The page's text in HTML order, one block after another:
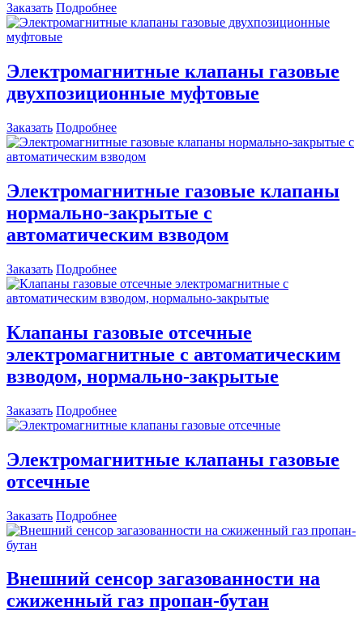
Заказать Подробнее
Электромагнитные клапаны газовые
двухпозиционные муфтовые
Заказать Подробнее
Электромагнитные газовые клапаны
нормально-закрытые с
автоматическим взводом
Заказать Подробнее
Клапаны газовые отсечные
электромагнитные с автоматическим
взводом, нормально-закрытые
Заказать Подробнее
Электромагнитные клапаны газовые
отсечные
Заказать Подробнее
Внешний сенсор загазованности на
сжиженный газ пропан-бутан